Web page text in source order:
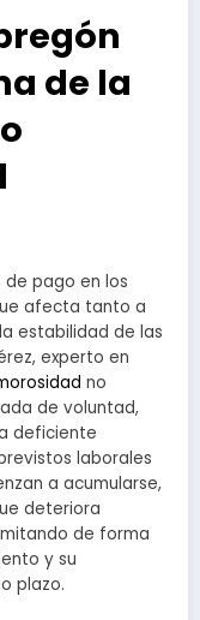
de la
de pago en los
afecta tanto a
estabilidad de las
experto en
no
de voluntad,
deficiente
laborales
a acumularse,
deteriora
de forma
y su
plazo.